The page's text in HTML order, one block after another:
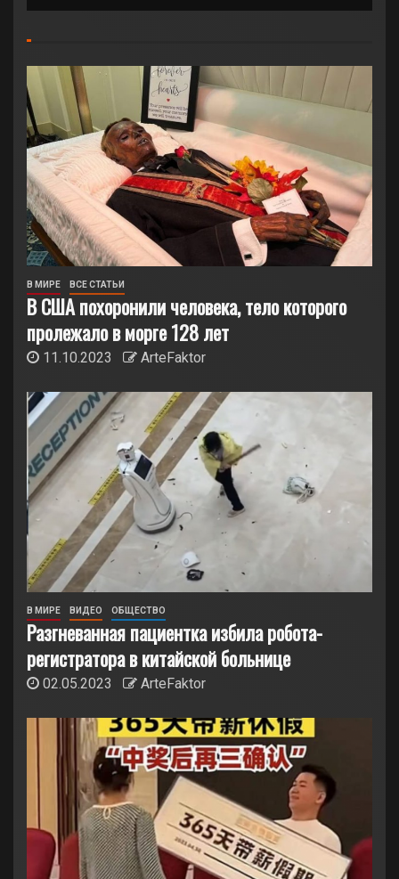
В МИРЕ ВСЕ СТАТЬИ
В США похоронили человека, тело которого
пролежало в морге 128 лет
11.10.2023 ArteFaktor
В МИРЕ ВИДЕО ОБЩЕСТВО
Разгневанная пациентка избила робота-
регистратора в китайской больнице
02.05.2023 ArteFaktor